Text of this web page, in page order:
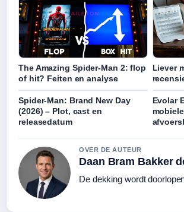
The Amazing Spider-Man 2: flop
of hit? Feiten en analyse
Liever
Spider-Man: Brand New Day
(2026) – Plot, cast en
releasedatum
Evolar
OVER DE AUTEUR
Daan Bram Bakker
De dekking wordt